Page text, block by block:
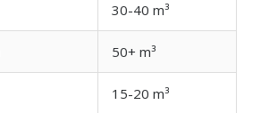
30-40 m³
50+ m³
15-20 m³